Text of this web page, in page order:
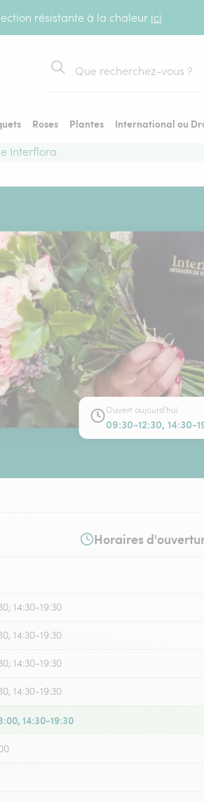
résistante à la chaleur ici
Rechercher
Roses Plantes
International ou
Interflora
Ouvert aujourd'hui
09:30-12:30, 14:30-
Horaires
14:30-19:30
14:30-19:30
14:30-19:30
14:30-19:30
14:30-19:30